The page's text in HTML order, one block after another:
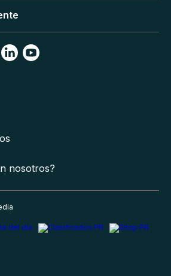
nosotros?